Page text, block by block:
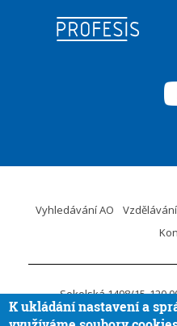
Vyhledávání AO Vzdělávání
Sokolská 1498/15 120
ID DS:krvaigt E-mail.:
K ukládání nastavení a